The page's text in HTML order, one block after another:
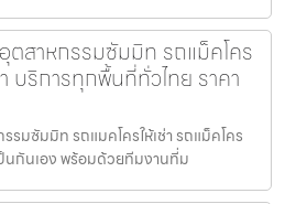
ตสาหกรรมซัมมิท รถแม็คโคร
บริการทุกพื้นที่ทั่วไทย ราคา
มซัมมิท รถแมคโครให้เช่า รถแม็คโคร
นกันเอง พร้อมด้วยทีมงานที่ม